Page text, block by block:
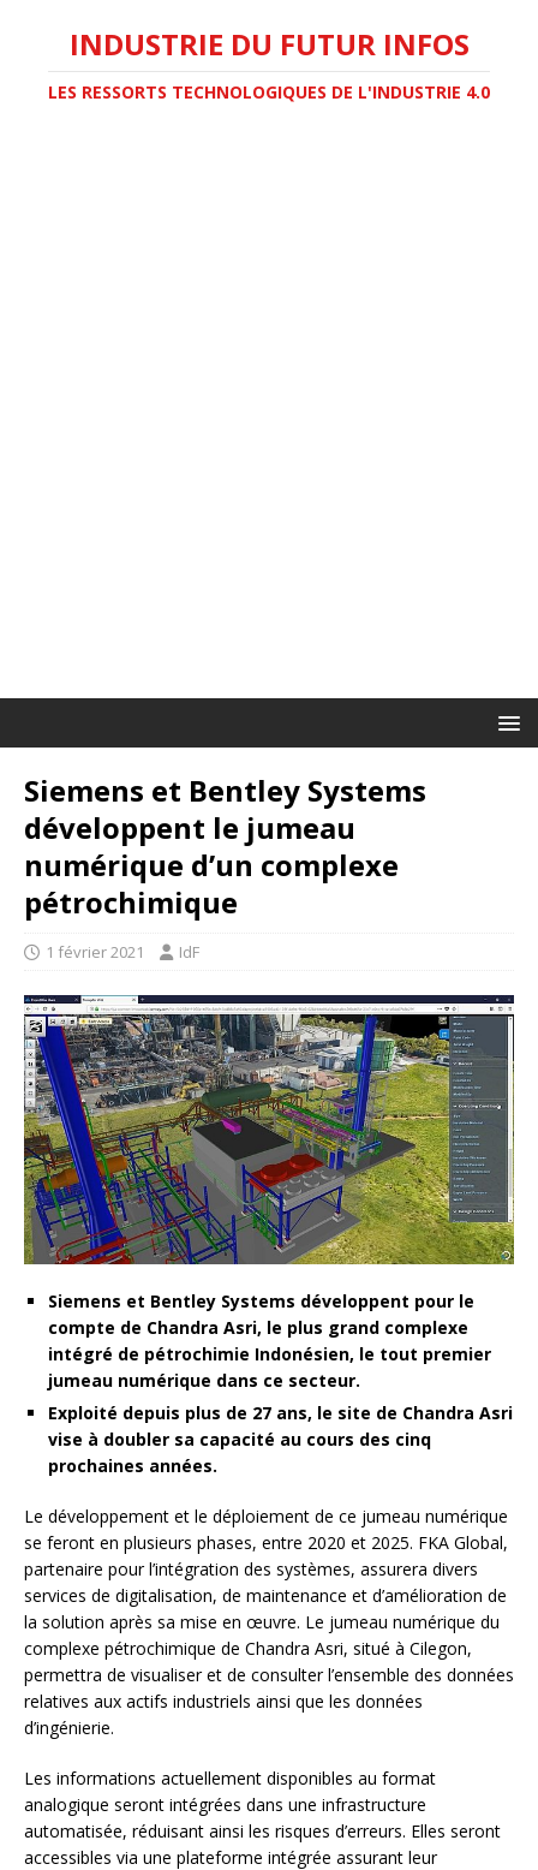
INDUSTRIE DU FUTUR INFOS
LES RESSORTS TECHNOLOGIQUES DE L'INDUSTRIE 4.0
Siemens et Bentley Systems
développent le jumeau
numérique d’un complexe
pétrochimique
1 février 2021 IdF
Siemens et Bentley Systems développent pour le
compte de Chandra Asri, le plus grand complexe
intégré de pétrochimie Indonésien, le tout premier
jumeau numérique dans ce secteur.
Exploité depuis plus de 27 ans, le site de Chandra Asri
vise à doubler sa capacité au cours des cinq
prochaines années.
Le développement et le déploiement de ce jumeau numérique
se feront en plusieurs phases, entre 2020 et 2025. FKA Global,
partenaire pour l’intégration des systèmes, assurera divers
services de digitalisation, de maintenance et d’amélioration de
la solution après sa mise en œuvre. Le jumeau numérique du
complexe pétrochimique de Chandra Asri, situé à Cilegon,
permettra de visualiser et de consulter l’ensemble des données
relatives aux actifs industriels ainsi que les données
d’ingénierie.
Les informations actuellement disponibles au format
analogique seront intégrées dans une infrastructure
automatisée, réduisant ainsi les risques d’erreurs. Elles seront
accessibles via une plateforme intégrée assurant leur